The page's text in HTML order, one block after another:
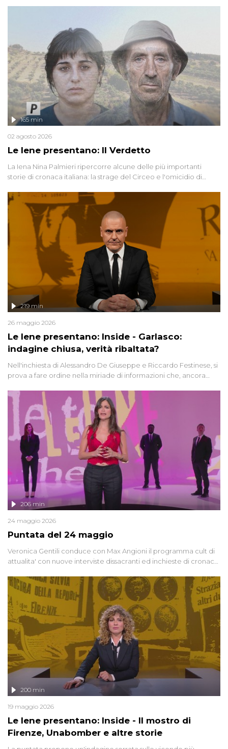
Le Iene presentano: Il Verdetto
165 min
02 agosto 2026
La Iena Nina Palmieri ripercorre alcune delle più importanti
storie di cronaca italiana: la strage del Circeo e l'omicidio di
Le Iene presentano: Inside - Garlasco:
indagine chiusa, verità ribaltata?
219 min
26 maggio 2026
Nell'inchiesta di Alessandro De Giuseppe e Riccardo Festinese, si
prova a fare ordine nella miriade di informazioni che, ancora
giudiziarie più discusse degli ultimi anni. Lo speciale ricostruisce la
vicenda mettendo in fila testimonianze, errori, dettagli
controversi e i protagonisti di un'indagine che sembra non avere
fine.
Puntata del 24 maggio
206 min
24 maggio 2026
Veronica Gentili conduce con Max Angioni il programma cult di
attualita' con nuove interviste dissacranti ed inchieste di cronaca
Le Iene presentano: Inside - Il mostro di
Firenze, Unabomber e altre storie
200 min
19 maggio 2026